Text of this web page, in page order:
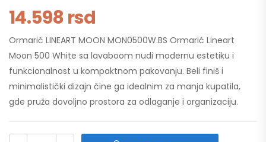
14.598rsd
Ormarić LINEART MOON MON0500W.BS Ormarić Lineart
Moon 500 White sa lavaboom nudi modernu estetiku i
funkcionalnost u kompaktnom pakovanju. Beli finiš i
minimalistički dizajn čine ga idealnim za manja kupatila,
gde pruža dovoljno prostora za odlaganje i organizaciju.